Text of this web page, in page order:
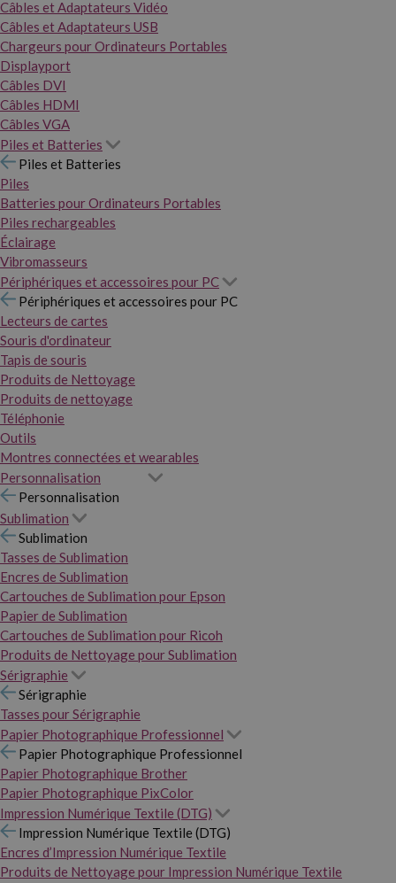
Câbles et Adaptateurs Vidéo
Câbles et Adaptateurs USB
Chargeurs pour Ordinateurs Portables
Displayport
Câbles DVI
Câbles HDMI
Câbles VGA
Piles et Batteries
Piles et Batteries
Piles
Batteries pour Ordinateurs Portables
Piles rechargeables
Éclairage
Vibromasseurs
Périphériques et accessoires pour PC
Périphériques et accessoires pour PC
Lecteurs de cartes
Souris d'ordinateur
Tapis de souris
Produits de Nettoyage
Produits de nettoyage
Téléphonie
Outils
Montres connectées et wearables
Personnalisation
Personnalisation
Sublimation
Sublimation
Tasses de Sublimation
Encres de Sublimation
Cartouches de Sublimation pour Epson
Papier de Sublimation
Cartouches de Sublimation pour Ricoh
Produits de Nettoyage pour Sublimation
Sérigraphie
Sérigraphie
Tasses pour Sérigraphie
Papier Photographique Professionnel
Papier Photographique Professionnel
Papier Photographique Brother
Papier Photographique PixColor
Impression Numérique Textile (DTG)
Impression Numérique Textile (DTG)
Encres d’Impression Numérique Textile
Produits de Nettoyage pour Impression Numérique Textile